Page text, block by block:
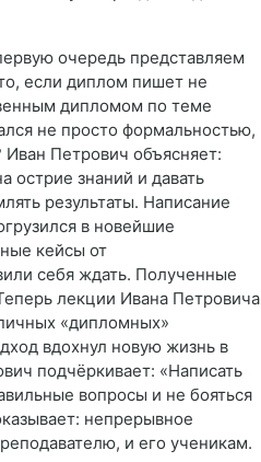
очередь представляем
если диплом пишет не
дипломом по теме
не просто формальностью,
Петрович объясняет:
острие знаний и давать
результаты. Написание
в новейшие
кейсы от
себя ждать. Полученные
лекции Ивана Петровича
«дипломных»
вдохнул новую жизнь в
подчёркивает: «Написать
вопросы и не бояться
непрерывное
и его ученикам.